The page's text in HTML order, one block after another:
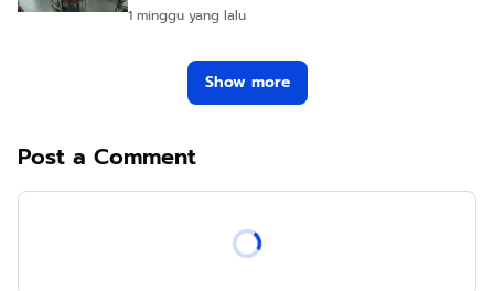
1 minggu yang lalu
Show more
Post a Comment